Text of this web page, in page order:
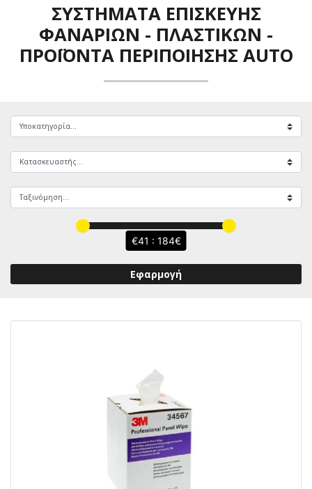
ΣΥΣΤΉΜΑΤΑ ΕΠΙΣΚΕΥΉΣ
ΦΑΝΑΡΙΏΝ - ΠΛΑΣΤΙΚΏΝ -
ΠΡΟΪΌΝΤΑ ΠΕΡΙΠΟΊΗΣΗΣ AUTO
41 : 184
Εφαρμογή